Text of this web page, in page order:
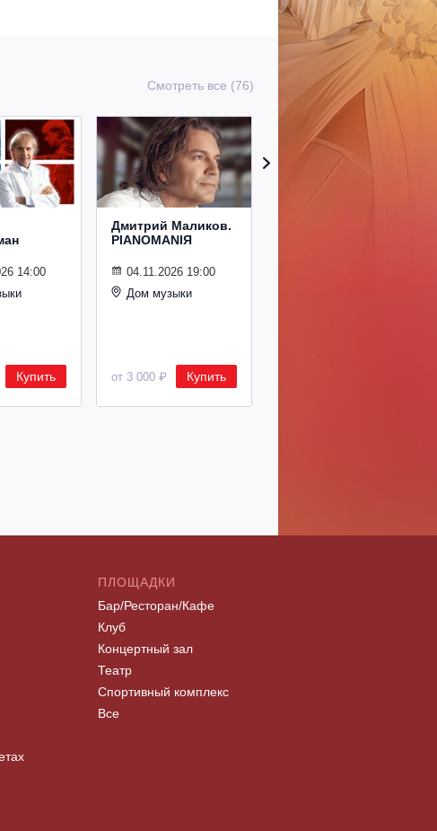
Смотреть все (76)
14:00
Купить
Дмитрий Маликов.
PIANOMANIЯ
04.11.2026 19:00
Дом музыки
от 3 000 ₽ Купить
ПЛОЩАДКИ
Бар/Ресторан/Кафе
Клуб
Концертный зал
Театр
Спортивный комплекс
Все